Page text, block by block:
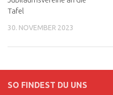
Tafel
30. NOVEMBER 2023
SO FINDEST DU UNS